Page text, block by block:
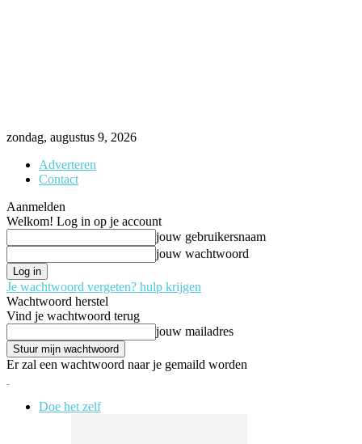
zondag, augustus 9, 2026
Adverteren
Contact
Aanmelden
Welkom! Log in op je account
jouw gebruikersnaam
jouw wachtwoord
Je wachtwoord vergeten? hulp krijgen
Wachtwoord herstel
Vind je wachtwoord terug
jouw mailadres
Er zal een wachtwoord naar je gemaild worden
Doe het zelf